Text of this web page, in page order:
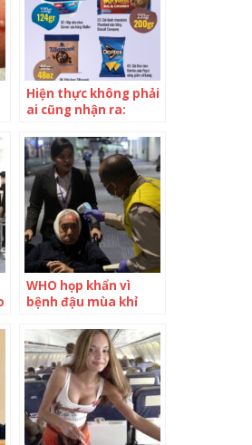
Hiện thực không phải
ai cũng nhận ra:
hộp sữa chua hay hộp
kem bạn ăn đều đang
nhỏ hơn, lý do phía
sau đầy bất ngờ
WHO họp khẩn vì
bệnh đậu mùa khỉ